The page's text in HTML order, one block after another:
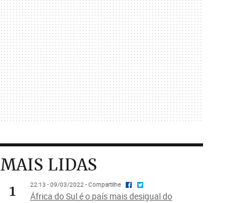
MAIS LIDAS
1
22:13 - 09/03/2022 - Compartilhe
África do Sul é o país mais desigual do